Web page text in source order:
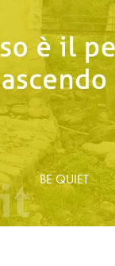
BE QUIET